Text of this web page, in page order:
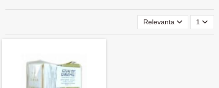
Relevanta 1